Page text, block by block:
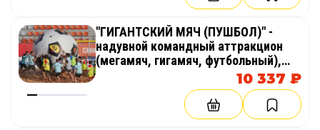
"ГИГАНТСКИЙ МЯЧ (ПУШБОЛ)" -
надувной командный аттракцион
(мегамяч, гигамяч, футбольный),
оборудование для тимбилдинга,
праздника, корпоратива,
соревнований, веселых стартов,
10 337 ₽